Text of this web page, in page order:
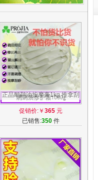
正品鸸鹋油按摩膏1kg 推拿刮
痧疏通毛孔损伤修复驱湿鸵鸟
油高浓度
促销价:￥ 365元
已销售:350件